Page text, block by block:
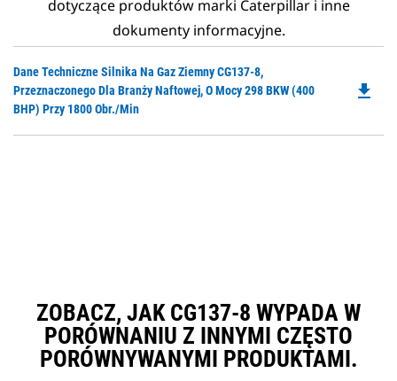
dotyczące produktów marki Caterpillar i inne
dokumenty informacyjne.
Dane Techniczne Silnika Na Gaz Ziemny CG137-8,
Przeznaczonego Dla Branży Naftowej, O Mocy 298 BKW (400
BHP) Przy 1800 Obr./min
file_download
ZOBACZ, JAK CG137-8 WYPADA W
PORÓWNANIU Z INNYMI CZĘSTO
PORÓWNYWANYMI PRODUKTAMI.